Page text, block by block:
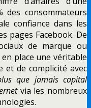
des consommateurs
confiance dans les
pages Facebook. De
de marque ou
place une véritable
et de complicité avec
que jamais capital
via les nombreux